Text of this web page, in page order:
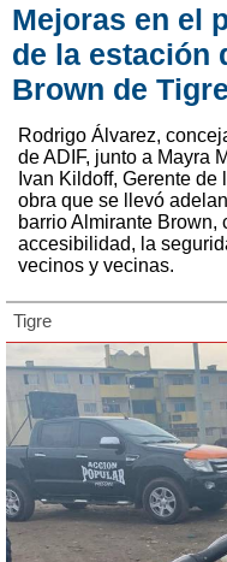
Mejoras en el
de la estación
Brown de Tigre
Rodrigo Álvarez,
de ADIF, junto a Mayra
Ivan Kildoff, Gerente
obra que se llevó
barrio Almirante Brown,
accesibilidad, la
vecinos y vecinas.
Tigre